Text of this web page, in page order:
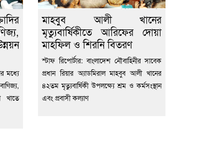
মধ্যে
খাতে
মাহবুব আলী খানের
মৃত্যুবার্ষিকীতে আরিফের দোয়া
মাহফিল ও শিরনি বিতরণ
স্টাফ রিপোর্টার: বাংলাদেশ নৌবাহিনীর সাবেক
প্রধান রিয়ার অ্যাডমিরাল মাহবুব আলী খানের
৪২তম মৃত্যুবার্ষিকী উপলক্ষ্যে শ্রম ও কর্মসংস্থান
এবং প্রবাসী কল্যাণ